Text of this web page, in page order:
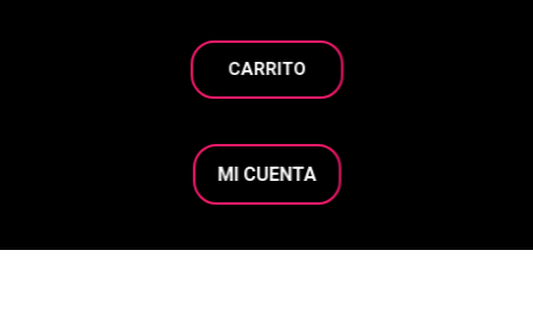
CARRITO
MI CUENTA